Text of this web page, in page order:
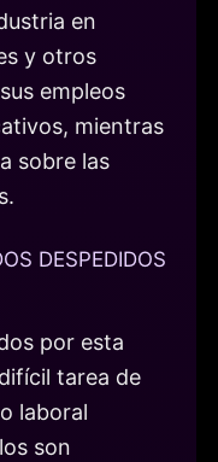
en
y otros
empleos
mientras
sobre las
DESPEDIDOS
por esta
tarea de
laboral
son